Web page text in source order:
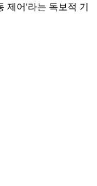
제어'라는 독보적 기